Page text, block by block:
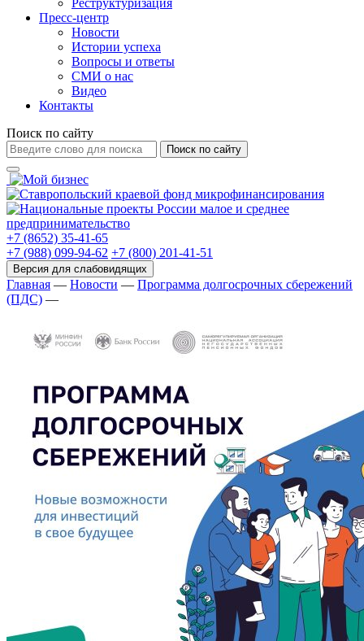
Реструктуризация
Пресс-центр
Новости
Истории успеха
Вопросы и ответы
СМИ о нас
Видео
Контакты
Поиск по сайту
Поиск по сайту
+7 (8652) 35-41-65
+7 (988) 099-94-62 +7 (800) 201-41-51
Главная — Новости — Программа долгосрочных сбережений
(ПДС) —